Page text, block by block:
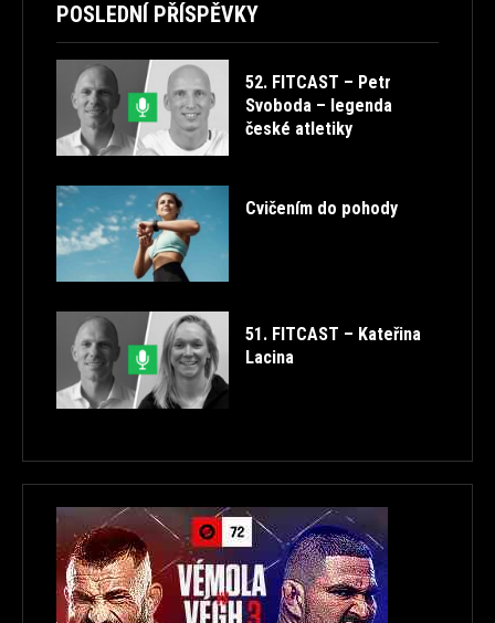
POSLEDNÍ PŘÍSPĚVKY
52. FITCAST – Petr
Svoboda – legenda
české atletiky
Cvičením do pohody
51. FITCAST – Kateřina
Lacina